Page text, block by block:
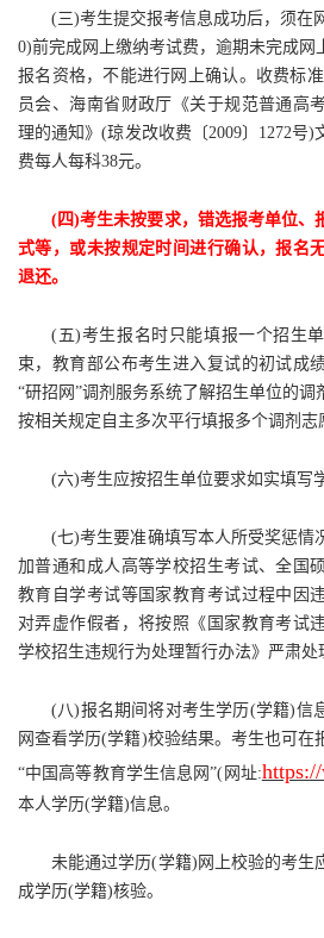
(三)考生提交报考信息成功后，须在
0)前完成网上缴纳考试费，逾期未完成网
报名资格，不能进行网上确认。收费标
员会、海南省财政厅《关于规范普通高
理的通知》(琼发改收费〔2009〕1272号
费每人每科38元。
(四)考生未按要求，错选报考单位、
式等，或未按规定时间进行确认，报名
退还。
(五)考生报名时只能填报一个招生
束，教育部公布考生进入复试的初试成
“研招网”调剂服务系统了解招生单位的
按相关规定自主多次平行填报多个调剂志
(六)考生应按招生单位要求如实填写
(七)考生要准确填写本人所受奖惩情
加普通和成人高等学校招生考试、全国
教育自学考试等国家教育考试过程中因
对弄虚作假者，将按照《国家教育考试
学校招生违规行为处理暂行办法》严肃处
(八)报名期间将对考生学历(学籍)信
网查看学历(学籍)校验结果。考生也可在
“中国高等教育学生信息网”(网址:
本人学历(学籍)信息。
未能通过学历(学籍)网上校验的考生
成学历(学籍)核验。